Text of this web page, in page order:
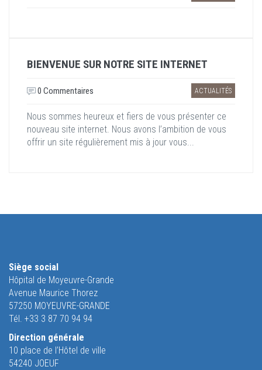
BIENVENUE SUR NOTRE SITE INTERNET
ACTUALITÉS
0 Commentaires
Nous sommes heureux et fiers de vous présenter ce
nouveau site internet. Nous avons l’ambition de vous
offrir un site régulièrement mis à jour vous...
Siège social
Hôpital de Moyeuvre-Grande
Avenue Maurice Thorez
57250 MOYEUVRE-GRANDE
Tél. +33 3 87 70 94 94
Direction générale
10 place de l’Hôtel de ville
54240 JOEUF